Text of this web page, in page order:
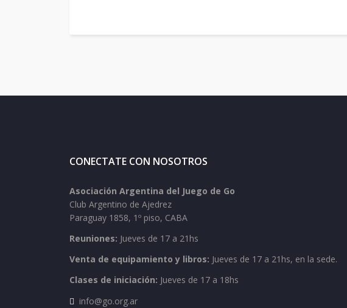
CONECTATE CON NOSOTROS
Asociación Argentina del Juego de Go
Club Argentino de Ajedrez
Paraguay 1858, 1º piso, CABA
Reuniones: Jueves de 17 a 21hs
Venta de equipamiento y libros: Jueves de 17 a 21hs, en la sede.
Clases de iniciación: Jueves de 17 a 18hs
info@go.org.ar